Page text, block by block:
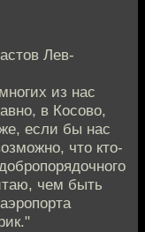
Лев-
из нас
в Косово,
если бы нас
что кто-
чем быть